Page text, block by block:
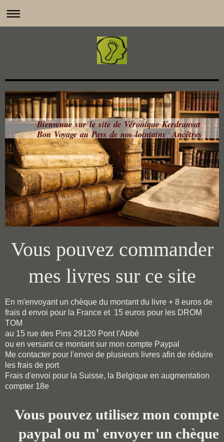
Bienvenue sur le site de Véronique Kerdranvat
Bon Voyage au Pays de nos lointains Ancêtres
Vous pouvez commander
mes livres sur ce site
En m'envoyant un chèque du montant du livre + 8 euros de
frais d envoi pour la France et 15 euros pour les DROM
TOM
au 15 rue des Pins 29120 Pont l'Abbé
ou en versant ce montant sur mon compte Paypal
Me contacter pour l'envoi de plusieurs livres afin de réduire
les frais de port
Frais d'envoi pour la Suisse, la Belgique en augmentation
compter 18e
Vous pouvez utilisez mon compte
paypal ou m' envoyer un chèque